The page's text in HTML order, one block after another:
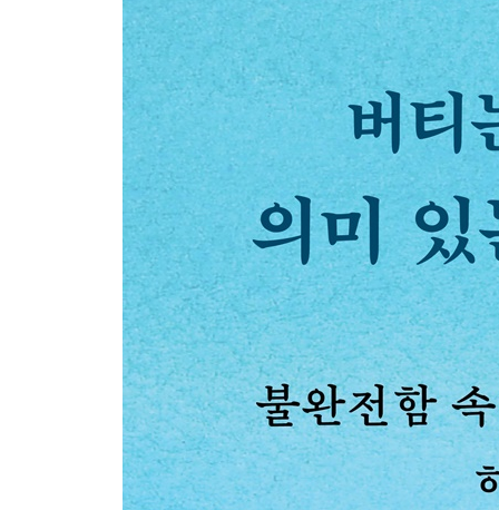
4부 함께 살아가다
11장 소속: 일터에서 의미를 찾기
12장 포용: 편 가르기로부터 벗어나기
13장 치유: 남을 이해하기 위해 노력하기